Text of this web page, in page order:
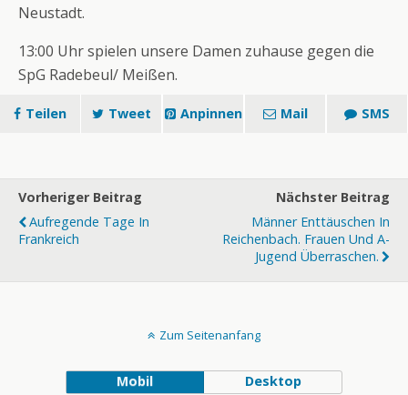
Neustadt.
13:00 Uhr spielen unsere Damen zuhause gegen die
SpG Radebeul/ Meißen.
Teilen Tweet Anpinnen Mail SMS
Vorheriger Beitrag
Aufregende Tage In
Frankreich
Nächster Beitrag
Männer Enttäuschen In
Reichenbach. Frauen Und A-
Jugend Überraschen.
Zum Seitenanfang
Mobil Desktop